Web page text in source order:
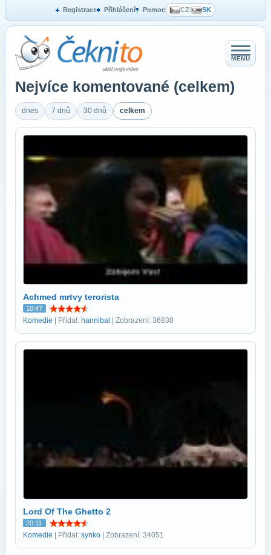
Registrace Přihlášení Pomoc CZ/ SK
MENU
Nejvíce komentované (celkem)
dnes 7 dnů 30 dnů celkem
Achmed mrtvy terorista
10:47
Komedie | Přidal: hannibal | Zobrazení: 36838
Lord Of The Ghetto 2
20:11
Komedie | Přidal: synko | Zobrazení: 34051